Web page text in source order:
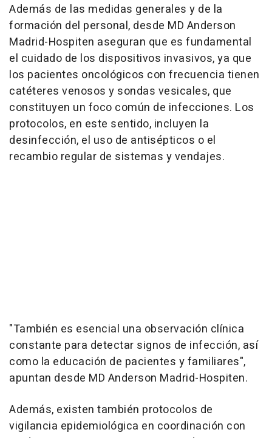
Además de las medidas generales y de la
formación del personal, desde MD Anderson
Madrid-Hospiten aseguran que es fundamental
el cuidado de los dispositivos invasivos, ya que
los pacientes oncológicos con frecuencia tienen
catéteres venosos y sondas vesicales, que
constituyen un foco común de infecciones. Los
protocolos, en este sentido, incluyen la
desinfección, el uso de antisépticos o el
recambio regular de sistemas y vendajes.
"También es esencial una observación clínica
constante para detectar signos de infección, así
como la educación de pacientes y familiares",
apuntan desde MD Anderson Madrid-Hospiten.
Además, existen también protocolos de
vigilancia epidemiológica en coordinación con